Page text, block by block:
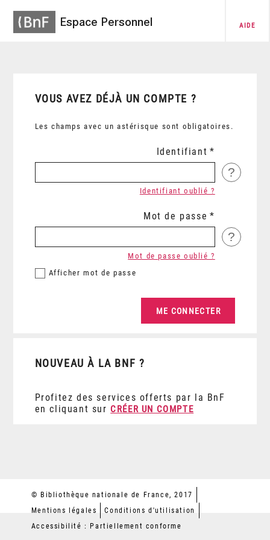
Espace Personnel AIDE
VOUS AVEZ DÉJÀ UN COMPTE ?
Les champs avec un astérisque sont obligatoires.
Identifiant
?
Identifiant oublié ?
Mot de passe
?
Afficher mot de passe
Mot de passe oublié ?
NOUVEAU À LA BNF ?
Profitez des services offerts par la BnF
en cliquant sur CRÉER UN COMPTE
© Bibliothèque nationale de France, 2017
Mentions légales
Conditions d'utilisation
Accessibilité : Partiellement conforme